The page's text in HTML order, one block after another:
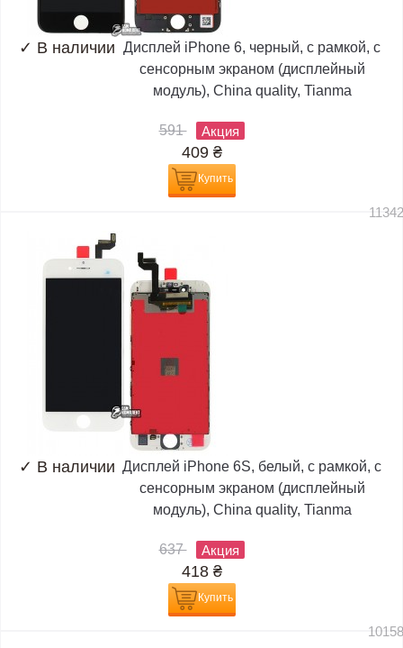
✓ В наличии Дисплей iPhone 6, черный, с рамкой, с
сенсорным экраном (дисплейный
модуль), China quality, Tianma
591 Акция
409 ₴
Купить
✓ В наличии Дисплей iPhone 6S, белый, с рамкой, с
сенсорным экраном (дисплейный
модуль), China quality, Tianma
637 Акция
418 ₴
Купить